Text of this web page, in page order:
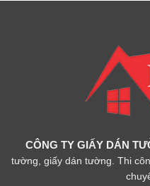
CÔNG TY GIẤY DÁN
tường, giấy dán tường. Thi